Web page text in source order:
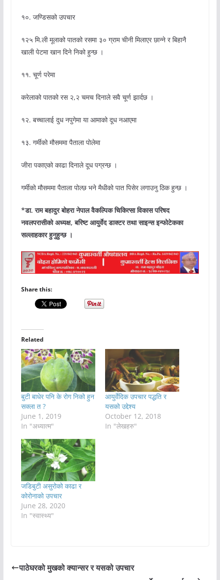
१०. जण्डिसको उपचार
१२५ मि.ली मूलाको पातको रसमा ३० ग्राम चीनी मिलाएर छान्ने र बिहानै
खाली पेटमा खान दिने निको हुन्छ ।
११. चूर्ण परेमा
करेलाको पातको रस २,२ चमच दिनाले सवै चूर्ण झार्दछ ।
१२. बच्चालाई दुध नपुगेमा या आमाको दूध नआएमा
१३. गर्मीको मौसममा पैताला पोलेमा
जीरा पकाएको काढा दिनाले दूध पग्रन्छ ।
गर्मीको मौसममा पैताला पोल्छ भने मैधीको पात पिसेर लगाउनु ठिक हुन्छ ।
*डा. राम बहादुर बोहरा नेपाल वैकल्पिक चिकित्सा विकास परिषद
नवलपरासीको अध्यक्ष, बरिष्ट आयुर्वेद डाक्टर तथा साइन्स इन्फोटेकका
सल्लाहकार हुनुहुन्छ ।
Share this:
Related
बुटी बाधेर पनि के रोग निको हुन
सक्ला त ?
June 1, 2019
In "अध्यात्म"
आयुर्वेदिक उपचार पद्धति र
यसको उद्देश्य
October 12, 2018
In "लेखहरु"
जडिबुटी असुरोको काढा र
कोरोनाको उपचार
June 28, 2020
In "स्वास्थ्य"
पाठेघरको मुखको क्यान्सर र यसको उपचार